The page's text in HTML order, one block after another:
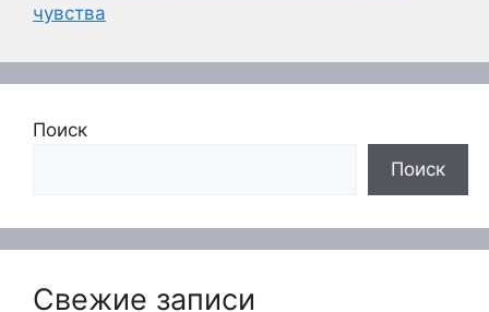
чувства
Поиск
Поиск
Свежие записи